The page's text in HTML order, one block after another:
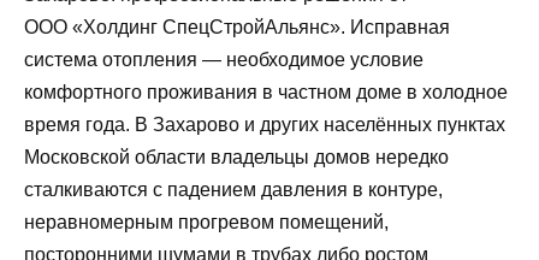
ООО «Холдинг СпецСтройАльянс». Исправная
система отопления — необходимое условие
комфортного проживания в частном доме в холодное
время года. В Захарово и других населённых пунктах
Московской области владельцы домов нередко
сталкиваются с падением давления в контуре,
неравномерным прогревом помещений,
посторонними шумами в трубах либо ростом